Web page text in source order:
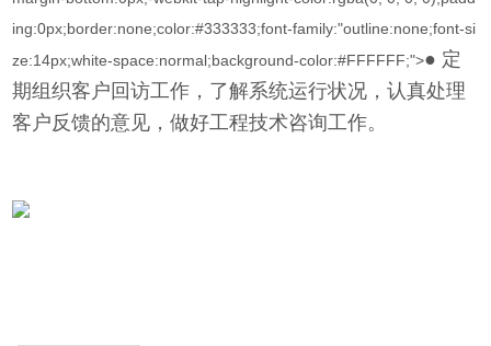
ing:0px;border:none;color:#333333;font-family:"outline:none;font-si
ze:14px;white-space:normal;background-color:#FFFFFF;">● 定
期组织客户回访工作，了解系统运行状况，认真处理
客户反馈的意见，做好工程技术咨询工作。